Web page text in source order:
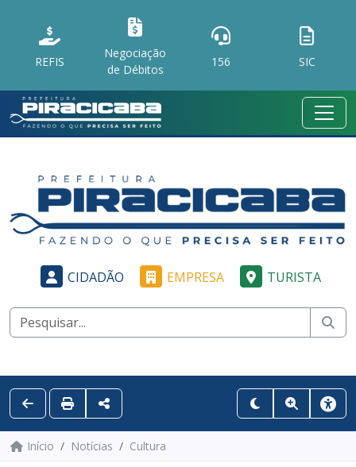
REFIS
Negociação
de Débitos
156 SIC
CIDADÃO EMPRESA TURISTA
Início Notícias Cultura